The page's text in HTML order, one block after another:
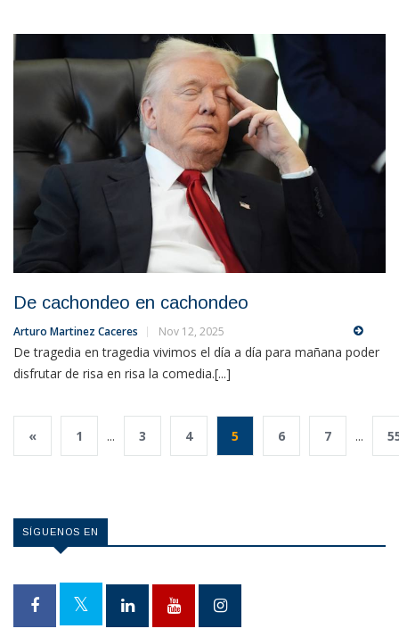
De cachondeo en cachondeo
Arturo Martinez Caceres Nov 12, 2025
De tragedia en tragedia vivimos el día a día para mañana poder
disfrutar de risa en risa la comedia.[...]
« 1 ... 3 4 5 6 7 ...
SÍGUENOS EN